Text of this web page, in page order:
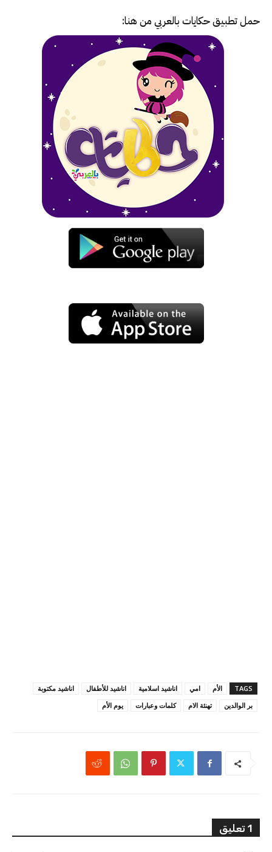
حمل تطبيقحكايات بالعربي من هنا:
TAGS الأم امي اناشيد اسلامية اناشيد للأطفال
اناشيد مكتوبة
بر الوالدين
تهنئة الام كلمات وعبارات يوم الأم
1 تعليق